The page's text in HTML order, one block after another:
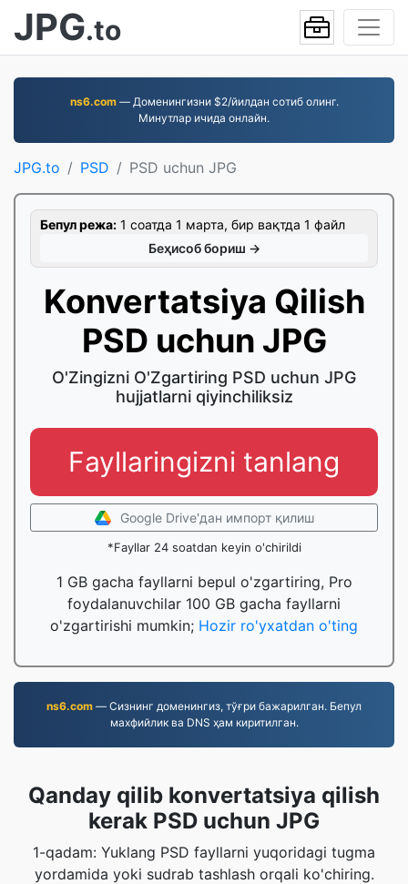
JPG.to
ns6.com— Доменингизни $2/йилдан сотиб олинг.
Минутлар ичида онлайн.
JPG.to PSD PSD uchun JPG
Бепул режа: 1 соатда 1 марта, бир вақтда 1 файл
Беҳисоб бориш →
Konvertatsiya Qilish
PSD uchun JPG
O'Zingizni O'Zgartiring PSD uchun JPG
hujjatlarni qiyinchiliksiz
Fayllaringizni tanlang
Google Drive'дан импорт қилиш
*Fayllar 24 soatdan keyin o'chirildi
1 GB gacha fayllarni bepul o'zgartiring, Pro
foydalanuvchilar 100 GB gacha fayllarni
o'zgartirishi mumkin; Hozir ro'yxatdan o'ting
ns6.com — Сизнинг доменингиз, тўғри бажарилган. Бепул
махфийлик ва DNS ҳам киритилган.
Qanday qilib konvertatsiya qilish
kerak PSD uchun JPG
1-qadam: Yuklang PSD fayllarni yuqoridagi tugma
yordamida yoki sudrab tashlash orqali ko'chiring.